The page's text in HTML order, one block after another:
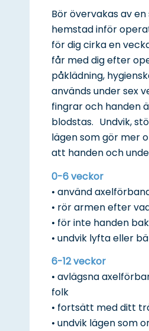
Bör övervakas av
hemstad inför
för dig cirka en
får med dig efter
påklädning,
används under sex
fingrar och handen
blodstas. Undvik,
lägen som gör mer
att handen och
0-6 veckor
• använd
• rör armen efter
• för inte handen
• undvik lyfta eller
6-12 veckor
• avlägsna
folk
• fortsätt med ditt
• undvik lägen som